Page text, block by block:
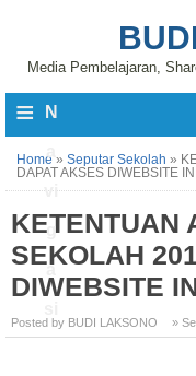
Media Pembelajaran,
≡ N
vi
g
a
Home » Seputar Sekolah »
DAPAT AKSES DIWEBSITE INI
KETENTUAN
SEKOLAH
DIWEBSITE
Posted by BUDI LAKSONO »